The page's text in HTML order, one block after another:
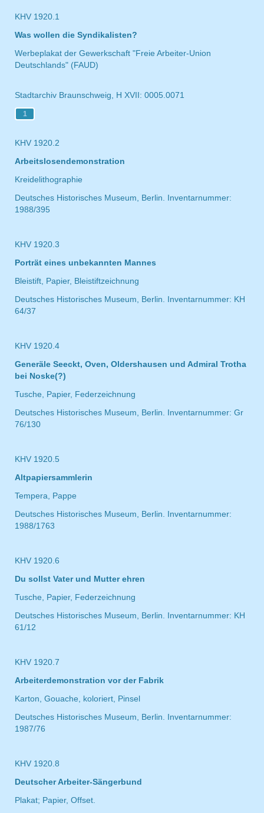
KHV 1920.1
Was wollen die Syndikalisten?
Werbeplakat der Gewerkschaft "Freie Arbeiter-Union
Deutschlands" (FAUD)
Stadtarchiv Braunschweig, H XVII: 0005.0071
1
KHV 1920.2
Arbeitslosendemonstration
Kreidelithographie
Deutsches Historisches Museum, Berlin. Inventarnummer:
1988/395
KHV 1920.3
Porträt eines unbekannten Mannes
Bleistift, Papier, Bleistiftzeichnung
Deutsches Historisches Museum, Berlin. Inventarnummer: KH
64/37
KHV 1920.4
Generäle Seeckt, Oven, Oldershausen und Admiral Trotha
bei Noske(?)
Tusche, Papier, Federzeichnung
Deutsches Historisches Museum, Berlin. Inventarnummer: Gr
76/130
KHV 1920.5
Altpapiersammlerin
Tempera, Pappe
Deutsches Historisches Museum, Berlin. Inventarnummer:
1988/1763
KHV 1920.6
Du sollst Vater und Mutter ehren
Tusche, Papier, Federzeichnung
Deutsches Historisches Museum, Berlin. Inventarnummer: KH
61/12
KHV 1920.7
Arbeiterdemonstration vor der Fabrik
Karton, Gouache, koloriert, Pinsel
Deutsches Historisches Museum, Berlin. Inventarnummer:
1987/76
KHV 1920.8
Deutscher Arbeiter-Sängerbund
Plakat; Papier, Offset.